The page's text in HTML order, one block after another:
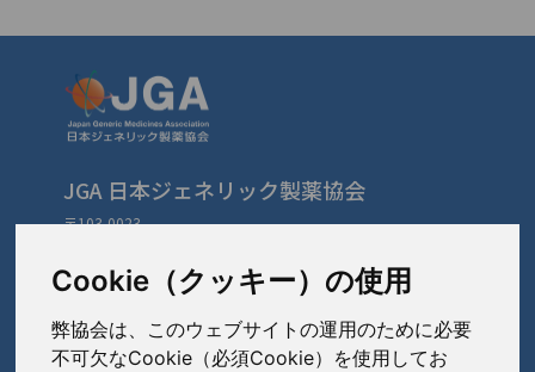
Cookie（クッキー）の使用
弊協会は、このウェブサイトの運用のために必要
不可欠なCookie（必須Cookie）を使用してお
JGA 日本ジェネリック製薬協会
〒103-0023
TEL: 03-3279-1890 / FAX: 03-3241-2978
会員会社（あ〜さ）